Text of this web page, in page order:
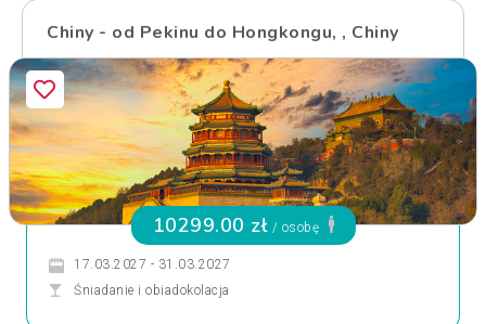
Chiny - od Pekinu do Hongkongu, , Chiny
10299.00 zł / osobę
17.03.2027 - 31.03.2027
Śniadanie i obiadokolacja